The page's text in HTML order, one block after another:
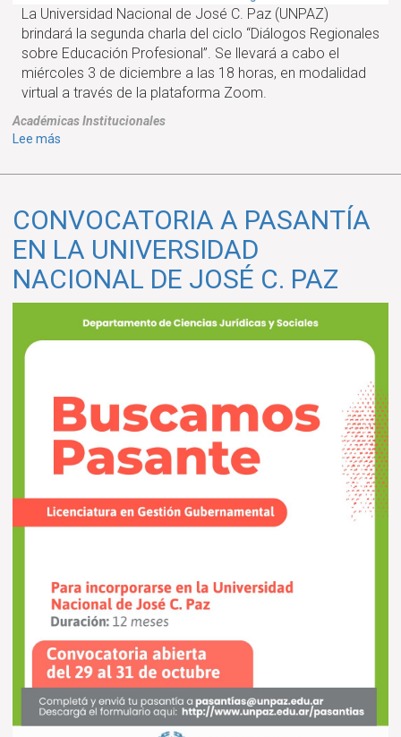
La Universidad Nacional de José C. Paz (UNPAZ)
brindará la segunda charla del ciclo “Diálogos Regionales
sobre Educación Profesional”. Se llevará a cabo el
miércoles 3 de diciembre a las 18 horas, en modalidad
virtual a través de la plataforma Zoom.
AcadémicasInstitucionales
Lee más
charla
ciclo
“Diálogos
Regionales
sobre
Profesional.
Encuentro
y
Uruguay”
CONVOCATORIA A PASANTÍA
EN LA UNIVERSIDAD
NACIONAL DE JOSÉ C. PAZ